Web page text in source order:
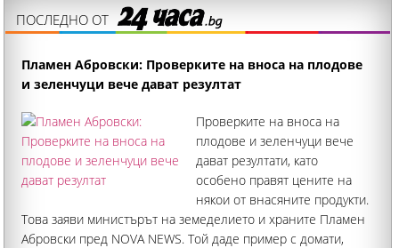
ПОСЛЕДНО ОТ
Пламен Абровски: Проверките на вноса на плодове
и зеленчуци вече дават резултат
Проверките на вноса на
плодове и зеленчуци вече
дават резултати, като
особено правят цените на
някои от внасяните продукти.
Това заяви министърът на земеделието и храните Пламен
Абровски пред NOVA NEWS. Той даде пример с домати,